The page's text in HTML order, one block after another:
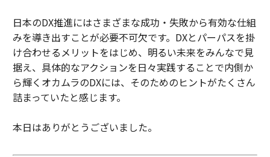
日本のDX推進にはさまざまな成功・失敗から有効な仕組
みを導き出すことが必要不可欠です。DXとパーパスを掛
け合わせるメリットをはじめ、明るい未来をみんなで見
据え、具体的なアクションを日々実践することで内側か
ら輝くオカムラのDXには、そのためのヒントがたくさん
詰まっていたと感じます。
本日はありがとうございました。